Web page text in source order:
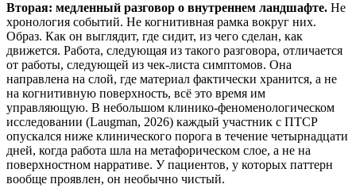
Вторая: медленный разговор о внутреннем ландшафте. Не
хронология событий. Не когнитивная рамка вокруг них.
Образ. Как он выглядит, где сидит, из чего сделан, как
движется. Работа, следующая из такого разговора, отличается
от работы, следующей из чек-листа симптомов. Она
направлена на слой, где материал фактически хранится, а не
на когнитивную поверхность, всё это время им
управляющую. В небольшом клинико-феноменологическом
исследовании (Laugman, 2026) каждый участник с ПТСР
опускался ниже клинического порога в течение четырнадцати
дней, когда работа шла на метафорическом слое, а не на
поверхностном нарративе. У пациентов, у которых паттерн
вообще проявлен, он необычно чистый.